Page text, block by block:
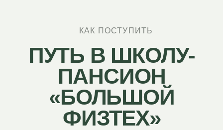
ПРОСТРАНСТВО ДЛЯ
ЖИЗНИ И ОБУЧЕНИЯ
ГДЕ НАХОДИТСЯ ШКОЛА